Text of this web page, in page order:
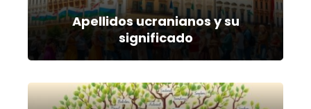
Apellidos ucranianos y su
significado